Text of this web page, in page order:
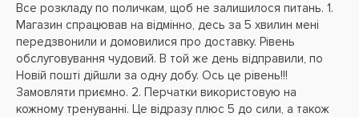
Все розкладу по поличкам, щоб не залишилося питань. 1.
Магазин спрацював на відмінно, десь за 5 хвилин мені
передзвонили и домовилися про доставку. Рівень
обслуговування чудовий. В той же день відправили, по
Новій пошті дійшли за одну добу. Ось це рівень!!!
Замовляти приємно. 2. Перчатки використовую на
кожному тренуванні. Це відразу плюс 5 до сили, а також